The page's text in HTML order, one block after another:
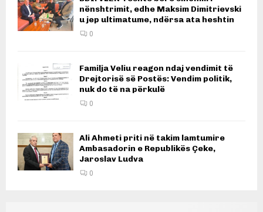
nënshtrimit, edhe Maksim Dimitrievski
u jep ultimatume, ndërsa ata heshtin
0
Familja Veliu reagon ndaj vendimit të
Drejtorisë së Postës: Vendim politik,
nuk do të na përkulë
0
Ali Ahmeti priti në takim lamtumire
Ambasadorin e Republikës Çeke,
Jaroslav Ludva
0